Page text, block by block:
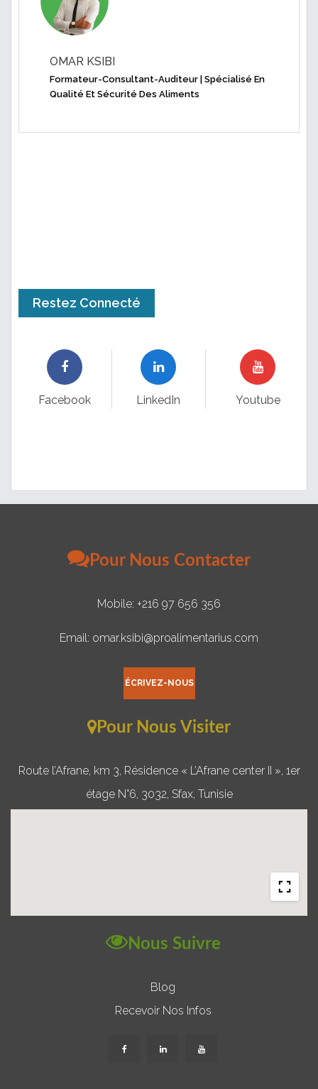
OMAR KSIBI
Formateur-Consultant-Auditeur | Spécialisé En
Qualité Et Sécurité Des Aliments
Restez Connecté
Facebook LinkedIn Youtube
Pour Nous Contacter
Mobile: +216 97 656 356
Email: omar.ksibi@proalimentarius.com
ÉCRIVEZ-NOUS
Pour Nous Visiter
Route l’Afrane, km 3, Résidence « L’Afrane center II », 1er
étage N°6, 3032, Sfax, Tunisie
Nous Suivre
Blog
Recevoir Nos Infos